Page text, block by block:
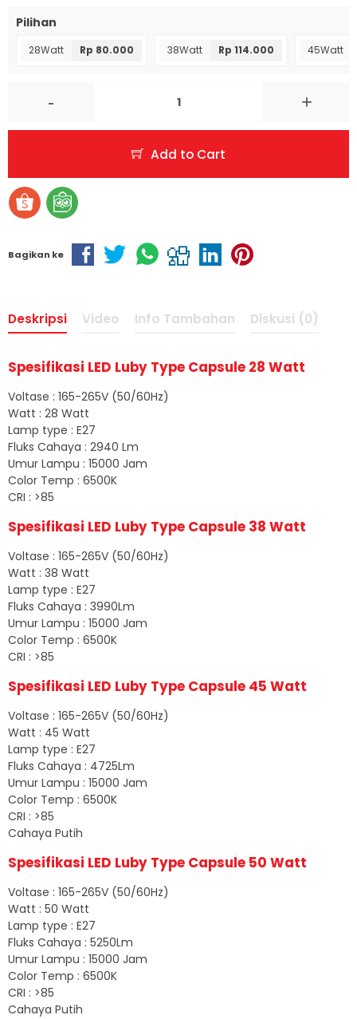
Pilihan
28Watt Rp 80.000 38Watt Rp 114.000 45Watt
- +
Add to Cart
Bagikan ke
Deskripsi Video Info Tambahan Diskusi (0)
Spesifikasi LED Luby Type Capsule 28 Watt
Voltase : 165-265V (50/60Hz)
Watt : 28 Watt
Lamp type : E27
Fluks Cahaya : 2940 Lm
Umur Lampu : 15000 Jam
Color Temp : 6500K
CRI : >85
Spesifikasi LED Luby Type Capsule 38 Watt
Voltase : 165-265V (50/60Hz)
Watt : 38 Watt
Lamp type : E27
Fluks Cahaya : 3990Lm
Umur Lampu : 15000 Jam
Color Temp : 6500K
CRI : >85
Spesifikasi LED Luby Type Capsule 45 Watt
Voltase : 165-265V (50/60Hz)
Watt : 45 Watt
Lamp type : E27
Fluks Cahaya : 4725Lm
Umur Lampu : 15000 Jam
Color Temp : 6500K
CRI : >85
Cahaya Putih
Spesifikasi LED Luby Type Capsule 50 Watt
Voltase : 165-265V (50/60Hz)
Watt : 50 Watt
Lamp type : E27
Fluks Cahaya : 5250Lm
Umur Lampu : 15000 Jam
Color Temp : 6500K
CRI : >85
Cahaya Putih